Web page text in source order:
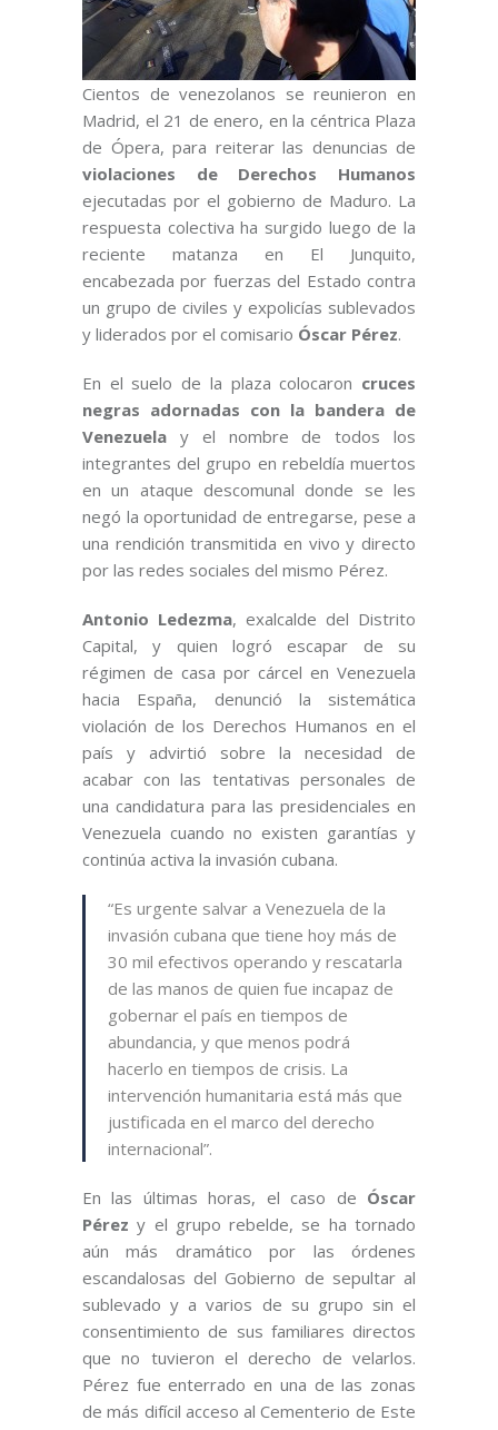
Cientos de venezolanos se reunieron en
Madrid, el 21 de enero, en la céntrica Plaza
de Ópera, para reiterar las denuncias de
violaciones de Derechos Humanos
ejecutadas por el gobierno de Maduro. La
respuesta colectiva ha surgido luego de la
reciente matanza en El Junquito,
encabezada por fuerzas del Estado contra
un grupo de civiles y expolicías sublevados
y liderados por el comisario Óscar Pérez.
En el suelo de la plaza colocaron cruces
negras adornadas con la bandera de
Venezuela y el nombre de todos los
integrantes del grupo en rebeldía muertos
en un ataque descomunal donde se les
negó la oportunidad de entregarse, pese a
una rendición transmitida en vivo y directo
por las redes sociales del mismo Pérez.
Antonio Ledezma, exalcalde del Distrito
Capital, y quien logró escapar de su
régimen de casa por cárcel en Venezuela
hacia España, denunció la sistemática
violación de los Derechos Humanos en el
país y advirtió sobre la necesidad de
acabar con las tentativas personales de
una candidatura para las presidenciales en
Venezuela cuando no existen garantías y
continúa activa la invasión cubana.
“Es urgente salvar a Venezuela de la
invasión cubana que tiene hoy más de
30 mil efectivos operando y rescatarla
de las manos de quien fue incapaz de
gobernar el país en tiempos de
abundancia, y que menos podrá
hacerlo en tiempos de crisis. La
intervención humanitaria está más que
justificada en el marco del derecho
internacional”.
En las últimas horas, el caso de Óscar
Pérez y el grupo rebelde, se ha tornado
aún más dramático por las órdenes
escandalosas del Gobierno de sepultar al
sublevado y a varios de su grupo sin el
consentimiento de sus familiares directos
que no tuvieron el derecho de velarlos.
Pérez fue enterrado en una de las zonas
de más difícil acceso al Cementerio de Este